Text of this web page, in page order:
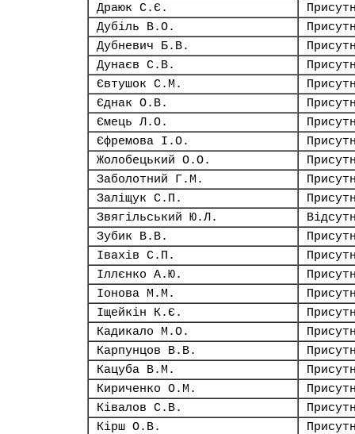
Драюк С.Є.
Дубіль В.О.
Дубневич Б.В.
Дунаєв С.В.
Євтушок С.М.
Єднак О.В.
Ємець Л.О.
Єфремова І.О.
Жолобецький О.О.
Заболотний Г.М.
Заліщук С.П.
Звягільський Ю.Л.
Зубик В.В.
Івахів С.П.
Іллєнко А.Ю.
Іонова М.М.
Іщейкін К.Є.
Кадикало М.О.
Карпунцов В.В.
Кацуба В.М.
Кириченко О.М.
Ківалов С.В.
Кірш О.В.